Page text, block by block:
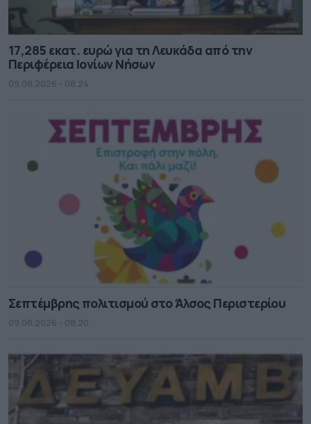
17,285 εκατ. ευρώ για τη Λευκάδα από την
Περιφέρεια Ιονίων Νήσων
09.08.2026 - 08.24
Σεπτέμβρης πολιτισμού στο Άλσος Περιστερίου
09.08.2026 - 08.20